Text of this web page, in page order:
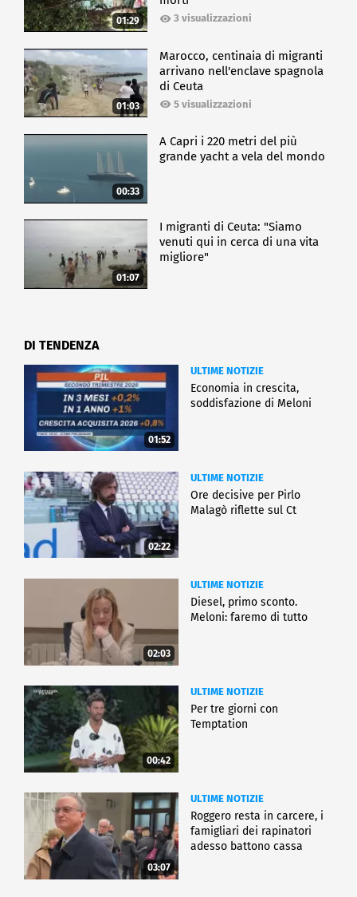
01:29 3 visualizzazioni
01:03
Marocco, centinaia di migranti
arrivano nell'enclave spagnola
di Ceuta
5 visualizzazioni
00:33
A Capri i 220 metri del più
grande yacht a vela del mondo
01:07
I migranti di Ceuta: "Siamo
venuti qui in cerca di una vita
migliore"
DI TENDENZA
01:52
ULTIME NOTIZIE
Economia in crescita,
soddisfazione di Meloni
02:22
ULTIME NOTIZIE
Ore decisive per Pirlo
Malagò riflette sul Ct
02:03
ULTIME NOTIZIE
Diesel, primo sconto.
Meloni: faremo di tutto
00:42
ULTIME NOTIZIE
Per tre giorni con
Temptation
03:07
ULTIME NOTIZIE
Roggero resta in carcere, i
famigliari dei rapinatori
adesso battono cassa